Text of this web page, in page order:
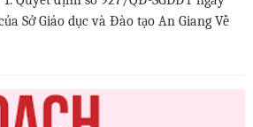
Sở Giáo dục và Đào tạo An Giang Về